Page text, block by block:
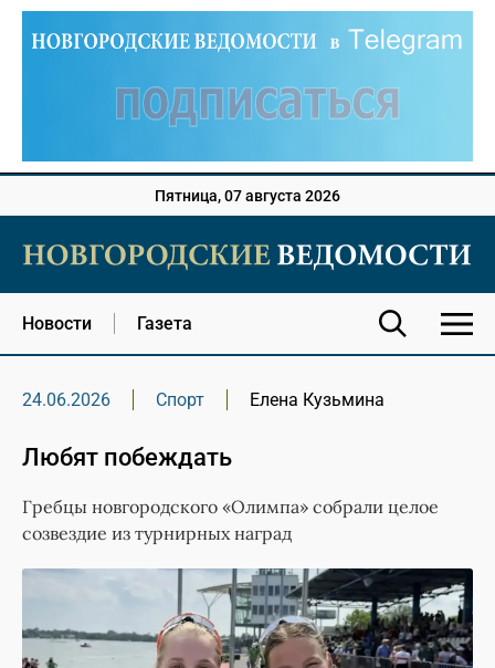
Пятница, 07 августа 2026
Новости Газета
24.06.2026 Спорт Елена Кузьмина
Любят побеждать
Гребцы новгородского «Олимпа» собрали целое
созвездие из турнирных наград